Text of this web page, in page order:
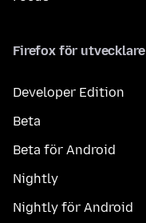
Firefox för utvecklare
Developer Edition
Beta
Beta för Android
Nightly
Nightly för Android